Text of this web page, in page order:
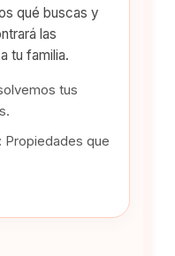
qué buscas y
las
tu familia.
tus
Propiedades que